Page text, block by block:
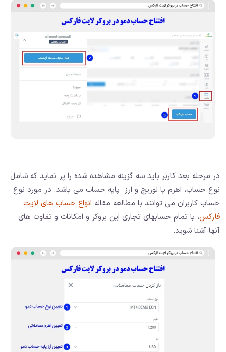
در مرحله بعد کاربر باید سه گزینه مشاهده شده را پر نماید که شامل
نوع حساب، اهرم یا لوریج و ارز پایه حساب می باشد. در مورد نوع
حساب کاربران می توانند با مطالعه مقاله انواع حساب های لایت
فارکس، با تمام حسابهای تجاری این بروکر و امکانات و تفاوت های
آنها آشنا شوید.